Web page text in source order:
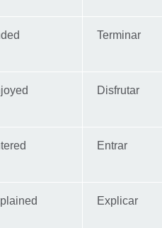
Terminar
Disfrutar
Entrar
Explicar